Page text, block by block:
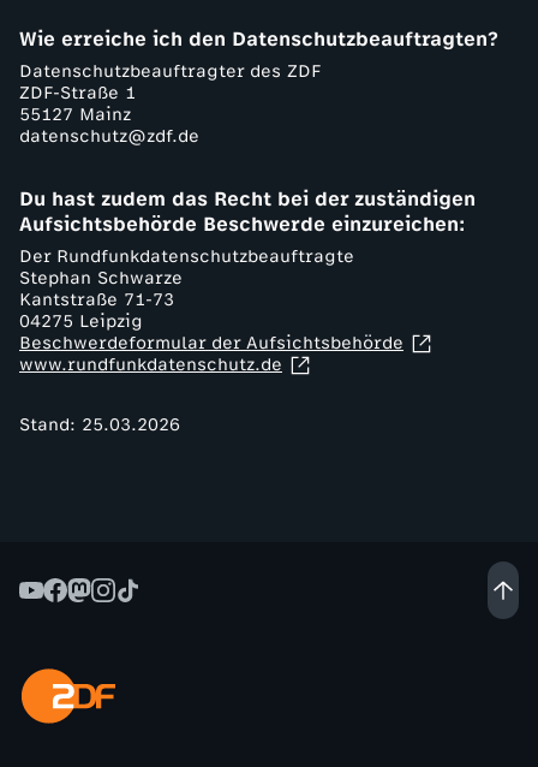
Wie erreiche ich den Datenschutzbeauftragten?
Datenschutzbeauftragter des ZDF
ZDF-Straße 1
55127 Mainz
datenschutz@zdf.de
Du hast zudem das Recht bei der zuständigen
Aufsichtsbehörde Beschwerde einzureichen:
Der Rundfunkdatenschutzbeauftragte
Stephan Schwarze
Kantstraße 71-73
04275 Leipzig
Beschwerdeformular der Aufsichtsbehörde
www.rundfunkdatenschutz.de
Stand: 25.03.2026